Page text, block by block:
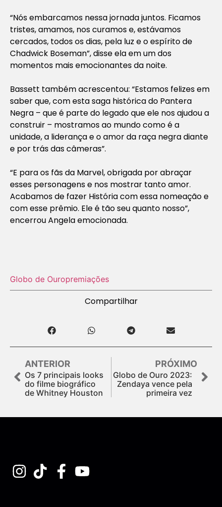
“Nós embarcamos nessa jornada juntos. Ficamos
tristes, amamos, nos curamos e, estávamos
cercados, todos os dias, pela luz e o espírito de
Chadwick Boseman”, disse ela em um dos
momentos mais emocionantes da noite.
Bassett também acrescentou: “Estamos felizes em
saber que, com esta saga histórica do Pantera
Negra – que é parte do legado que ele nos ajudou a
construir – mostramos ao mundo como é a
unidade, a liderança e o amor da raça negra diante
e por trás das câmeras”.
“E para os fãs da Marvel, obrigada por abraçar
esses personagens e nos mostrar tanto amor.
Acabamos de fazer História com essa nomeação e
com esse prêmio. Ele é tão seu quanto nosso”,
encerrou Angela emocionada.
Globo de Ouropremiações
Compartilhar
ANTERIOR
Os 7 principais looks
do filme biográfico
de Whitney Houston
PRÓXIMO
Globo de Ouro 2023:
Zendaya vence pela
primeira vez